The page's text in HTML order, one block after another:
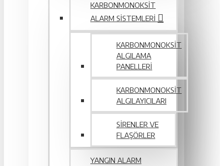
KARBONMONOKSIT
ALARM SISTEMLERI
KARBONMONOKSIT
ALGILAMA
PANELLERI
KARBONMONOKSIT
ALGILAYICILARI
SIRENLER VE
FLAŞÖRLER
YANGIN ALARM